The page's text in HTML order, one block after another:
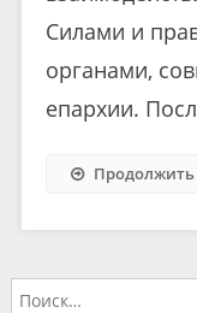
Силами и
органами,
епархии.
Продолжить